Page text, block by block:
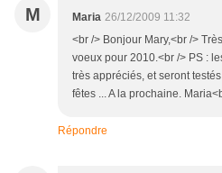
M Maria 26/12/2009 11:32
<br /> Bonjour Mary,<br />
voeux pour 2010.<br /> PS :
très appréciés, et seront
fêtes ... A la prochaine.
Répondre